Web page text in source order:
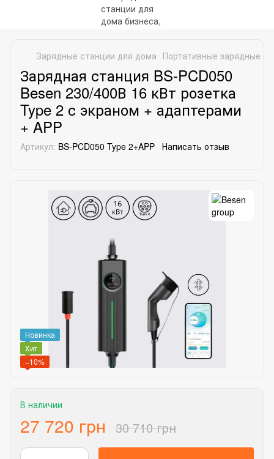
Зарядные станции для дома Портативные зарядные
Зарядная станция BS-PCD050
Besen 230/400В 16 кВт розетка
Type 2 с экраном + адаптерами
+ APP
Артикул: BS-PCD050 Type 2+APP Написать отзыв
Новинка
Хит
−10%
В наличии
27 720 грн 30 710 грн